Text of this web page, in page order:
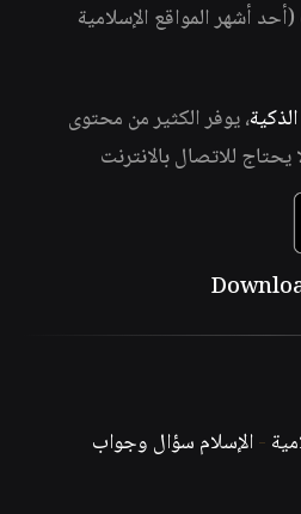
(أحد أشهر المواقع الإسلامية
، يوفر الكثير من محتوى
للاتصال بالانترنت
-الإسلام سؤال وجواب